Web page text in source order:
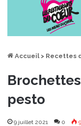
Accueil > Recettes
pesto
9 juillet 2021 0